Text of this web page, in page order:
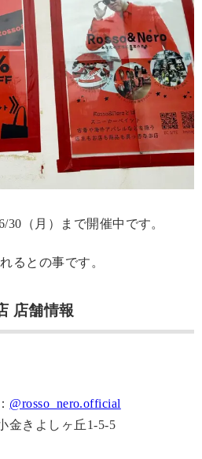
30（月）まで開催中です。
るとの事です。
店舗情報
@rosso_nero.official
金きよしヶ丘1-5-5